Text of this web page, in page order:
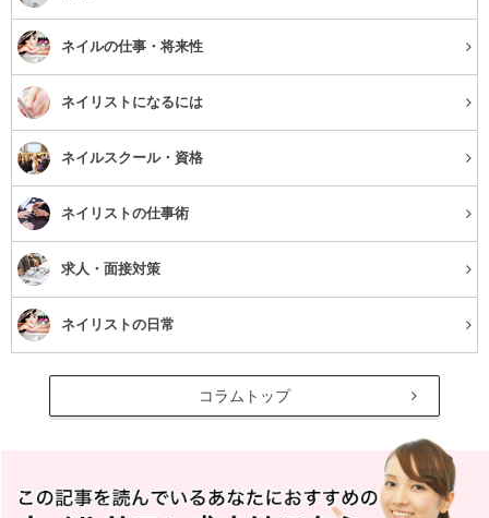
ネイルの仕事・将来性
ネイリストになるには
ネイルスクール・資格
ネイリストの仕事術
求人・面接対策
ネイリストの日常
コラムトップ